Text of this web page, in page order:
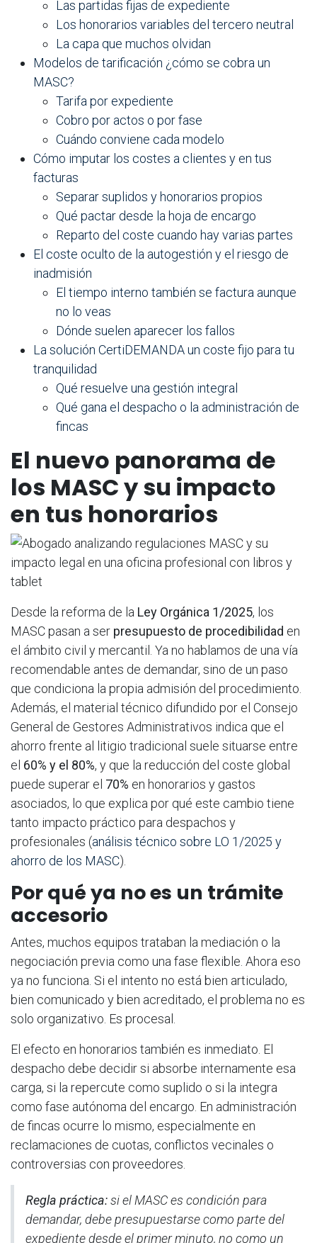
Las partidas fijas de expediente
Los honorarios variables del tercero neutral
La capa que muchos olvidan
Modelos de tarificación ¿cómo se cobra un
MASC?
Tarifa por expediente
Cobro por actos o por fase
Cuándo conviene cada modelo
Cómo imputar los costes a clientes y en tus
facturas
Separar suplidos y honorarios propios
Qué pactar desde la hoja de encargo
Reparto del coste cuando hay varias partes
El coste oculto de la autogestión y el riesgo de
inadmisión
El tiempo interno también se factura aunque
no lo veas
Dónde suelen aparecer los fallos
La solución CertiDEMANDA un coste fijo para tu
tranquilidad
Qué resuelve una gestión integral
Qué gana el despacho o la administración de
fincas
El nuevo panorama de
los MASC y su impacto
en tus honorarios
Desde la reforma de la Ley Orgánica 1/2025, los
MASC pasan a ser presupuesto de procedibilidad en
el ámbito civil y mercantil. Ya no hablamos de una vía
recomendable antes de demandar, sino de un paso
que condiciona la propia admisión del procedimiento.
Además, el material técnico difundido por el Consejo
General de Gestores Administrativos indica que el
ahorro frente al litigio tradicional suele situarse entre
el 60% y el 80%, y que la reducción del coste global
puede superar el 70% en honorarios y gastos
asociados, lo que explica por qué este cambio tiene
tanto impacto práctico para despachos y
profesionales (análisis técnico sobre LO 1/2025 y
ahorro de los MASC).
Por qué ya no es un trámite
accesorio
Antes, muchos equipos trataban la mediación o la
negociación previa como una fase flexible. Ahora eso
ya no funciona. Si el intento no está bien articulado,
bien comunicado y bien acreditado, el problema no es
solo organizativo. Es procesal.
El efecto en honorarios también es inmediato. El
despacho debe decidir si absorbe internamente esa
carga, si la repercute como suplido o si la integra
como fase autónoma del encargo. En administración
de fincas ocurre lo mismo, especialmente en
reclamaciones de cuotas, conflictos vecinales o
controversias con proveedores.
Regla práctica:si el MASC es condición para
demandar, debe presupuestarse como parte del
expediente desde el primer minuto, no como un